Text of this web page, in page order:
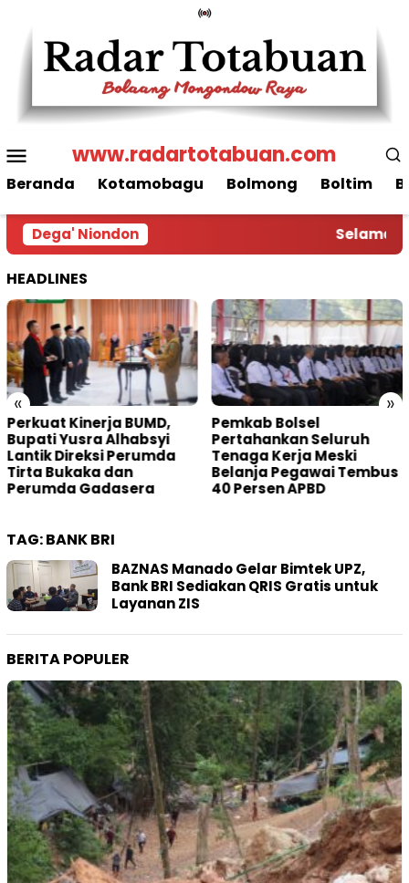
konten
Menu
Mobile
www.radartotabuan.com
Beranda Kotamobagu Bolmong Boltim
Dega' Niondon Selamat
HEADLINES
« »
Pemkab Bolsel
Pertahankan Seluruh
Tenaga Kerja Meski
Belanja Pegawai Tembus
40 Persen APBD
Main PETI di Desa
Oknum Hakim
ke Mahkamah Agung
TAG:BANK BRI
BAZNAS Manado Gelar Bimtek UPZ,
Bank BRI Sediakan QRIS Gratis untuk
Layanan ZIS
BERITA POPULER